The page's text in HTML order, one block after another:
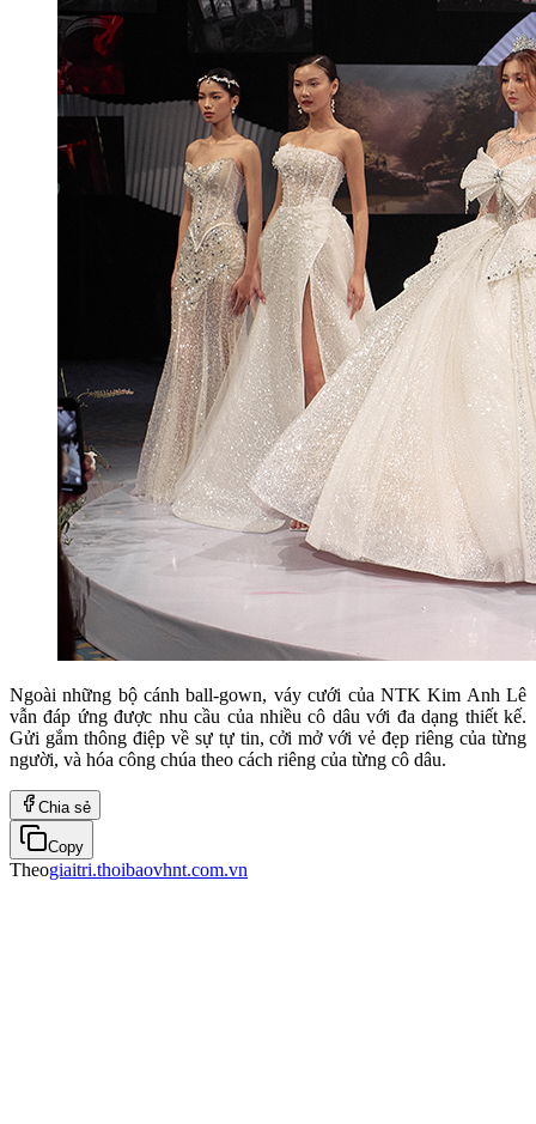
Ngoài những bộ cánh ball-gown, váy cưới của NTK Kim Anh Lê
vẫn đáp ứng được nhu cầu của nhiều cô dâu với đa dạng thiết kế.
Gửi gắm thông điệp về sự tự tin, cởi mở với vẻ đẹp riêng của từng
người, và hóa công chúa theo cách riêng của từng cô dâu.
Chia sẻ
Copy
Theogiaitri.thoibaovhnt.com.vn